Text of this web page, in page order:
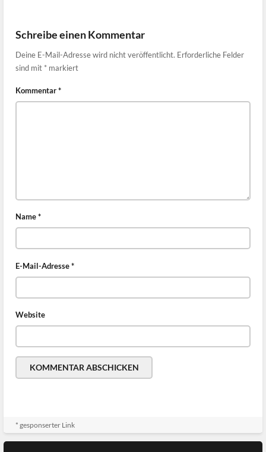
Schreibe einen Kommentar
Deine E-Mail-Adresse wird nicht veröffentlicht. Erforderliche Felder
sind mit * markiert
Kommentar*
Name*
E-Mail-Adresse*
Website
* gesponserter Link